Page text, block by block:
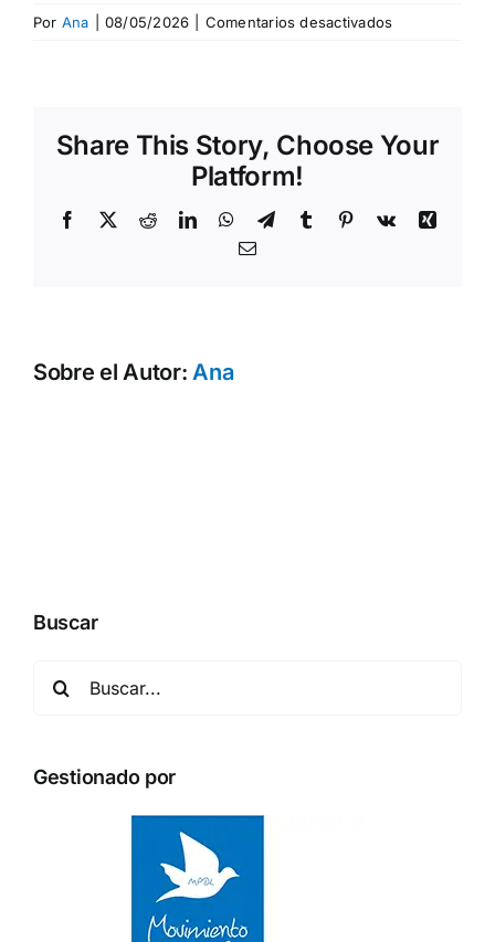
Por Ana 08/05/2026 Comentarios desactivadosen
Share This Story, Choose Your
Platform!
Facebook
X RedditLinkedInWhatsApp
TelegramTumblr Pinterest
Vk
Xing
Correo
Sobre el Autor: Ana
Buscar
Gestionado por